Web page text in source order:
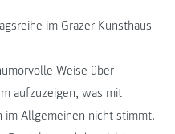
im Grazer Kunsthaus
Weise über
aufzuzeigen, was mit
im Allgemeinen nicht stimmt.